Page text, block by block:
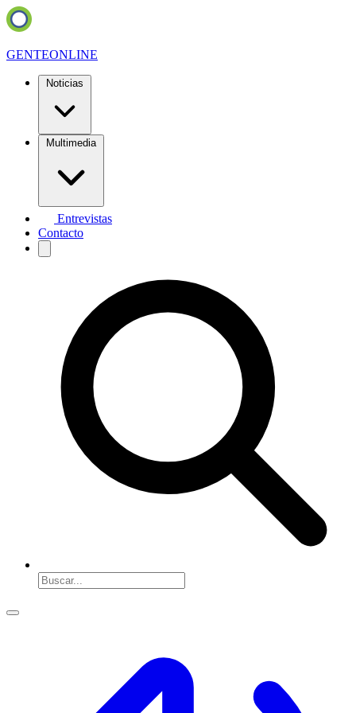
GENTEONLINE
Noticias
Multimedia
Entrevistas
Contacto